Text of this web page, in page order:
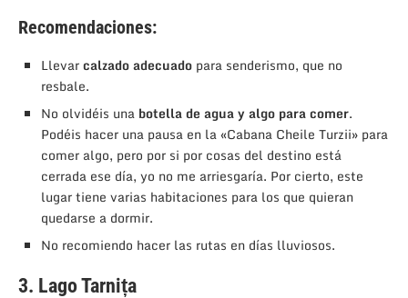
Recomendaciones:
Llevarcalzado adecuado para senderismo, que no
resbale.
No olvidéis una botella de agua y algo para comer.
Podéis hacer una pausa en la «Cabana Cheile Turzii» para
comer algo, pero por si por cosas del destino está
cerrada ese día, yo no me arriesgaría. Por cierto, este
lugar tiene varias habitaciones para los que quieran
quedarse a dormir.
No recomiendo hacer las rutas en días lluviosos.
3. Lago Tarnița